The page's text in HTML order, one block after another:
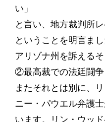
い」
と言い、地方裁判所
ということを明言ま
アリゾナ州を訴えるそ
②最高裁での法廷闘争
またそれとは別に、
ニー・パウエル弁護
います。リン・ウッ